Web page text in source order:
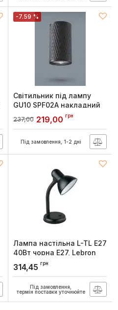
-7.59 %
Світильник під лампу
GU10 SPF02A накладний
чорна призма, Videx
VL-SPF02A-BP
237,00 219,00 грн
Під замовлення, 1-2 дні
Лампа настільна L-TL E27
40Вт чорна E27, Lebron
Артикул: 15-11-31
314,45 грн
Під замовлення,
термін поставки уточнюйте